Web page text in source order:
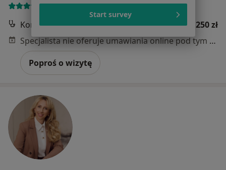
171 opinii
Konsultacja pediatryczna
250 zł
Specjalista nie oferuje umawiania online pod tym adresem.
Poproś o wizytę
Start survey